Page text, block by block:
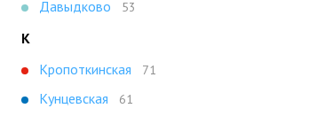
Давыдково
53
К
Кропоткинская
71
Кунцевская 61